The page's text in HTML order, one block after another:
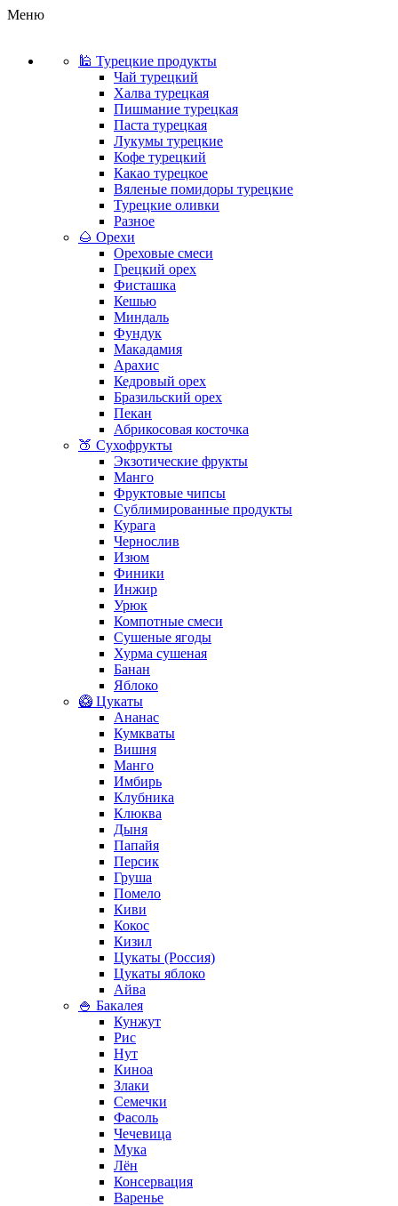
Меню
🕌 Турецкие продукты
Чай турецкий
Халва турецкая
Пишмание турецкая
Паста турецкая
Лукумы турецкие
Кофе турецкий
Какао турецкое
Вяленые помидоры турецкие
Турецкие оливки
Разное
🌰 Орехи
Ореховые смеси
Грецкий орех
Фисташка
Кешью
Миндаль
Фундук
Макадамия
Арахис
Кедровый орех
Бразильский орех
Пекан
Абрикосовая косточка
🍑 Сухофрукты
Экзотические фрукты
Манго
Фруктовые чипсы
Сублимированные продукты
Курага
Чернослив
Изюм
Финики
Инжир
Урюк
Компотные смеси
Сушеные ягоды
Хурма сушеная
Банан
Яблоко
🥝 Цукаты
Ананас
Кумкваты
Вишня
Манго
Имбирь
Клубника
Клюква
Дыня
Папайя
Персик
Груша
Помело
Киви
Кокос
Кизил
Цукаты (Россия)
Цукаты яблоко
Айва
🍚 Бакалея
Кунжут
Рис
Нут
Киноа
Злаки
Семечки
Фасоль
Чечевица
Мука
Лён
Консервация
Варенье